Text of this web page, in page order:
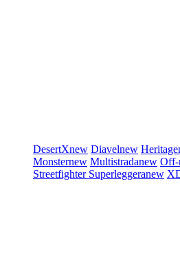
DesertXnew Diavelnew Heritage
Monsternew Multistradanew Off-
Streetfighter Superleggeranew